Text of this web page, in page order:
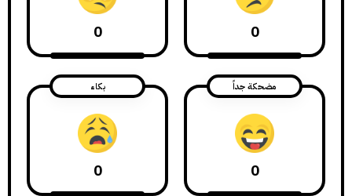
0
0
مضحكة جداً
0
بكاء
0